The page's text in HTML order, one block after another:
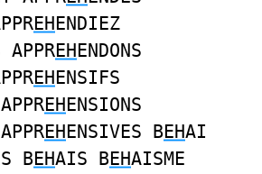
EHENDIEZ
APPREHENDONS
EHENSIFS
EHENSIONS
EHENSIVES BEHAI
BEHAIS BEHAISME